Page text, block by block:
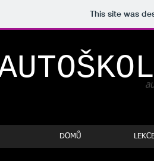
This site was
DOMŮ